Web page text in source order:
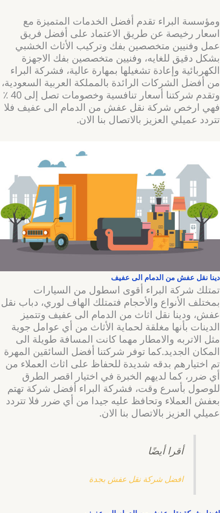
ومؤسسة البراء تقدم أفضل الخدمات المتميزة مع
اسعار رخيصة عن طريق الاعتماد على أفضل فريق
عمل وفنيين متخصصين بفك وتركيب الأثاث الخشبي
بشكل دقيق للغايه، وفنيين متخصصين بفك الاجهزة
الكهربائية وإعادة تشغيلها بمهارة عالية، فشركة البراء
من أفضل الشركات الرائدة بالمملكة العربية السعودية،
وتقدم شركتنا أسعار تنافسية وخصومات تصل إلى 40 ٪
فهي ارخص شركة نقل عفش من الدمام الى عفيف فلا
تتردد عميلي العزيز بالاتصال بنا الان.
دينا نقل عفش من الدمام الى عفيف
تمتلك شركة البراء أقوى اسطول من السيارات
بمختلف الأنواع والأحجام فتمتلك الهاف لوري، دباب نقل
عفش، ودينا نقل اثاث من الدمام الى عفيف وتتميز
الدينات بأنها مغلقة لحماية الأثاث من أي عوامل جوية
مثل الاتربه والامطار مهما كانت المسافة طويلة الى
المكان الجديد.كما توفر شركتنا أفضل السائقين المهرة
تم اختيارهم بدقه شديدة للحفاظ على اثاث العملاء من
أي ضرر، كما لديهم الخبرة في اختيار اقصر الطرق
للوصول بأسرع وقت، فشركة البراء أفضل شركة تهتم
بعفش العملاء وتحافظ عليه جيدا من أي ضرر فلا تتردد
عميلي العزيز بالاتصال بنا الان.
أقرا أيضًا
افضل شركة نقل عفش بجدة